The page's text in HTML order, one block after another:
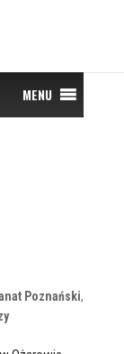
MENU
Poznański,